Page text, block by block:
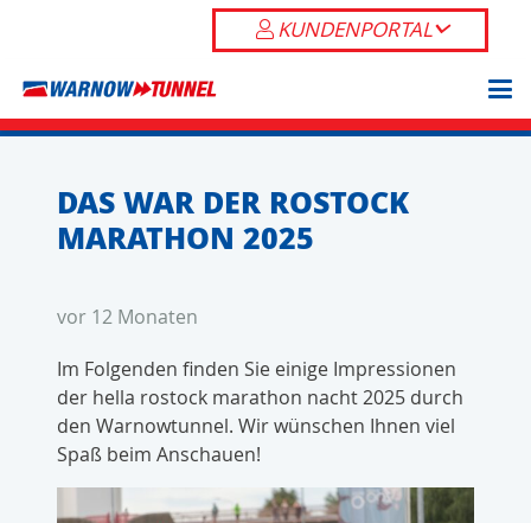
KUNDENPORTAL
DAS WAR DER ROSTOCK
MARATHON 2025
vor 12 Monaten
Im Folgenden finden Sie einige Impressionen
der hella rostock marathon nacht 2025 durch
den Warnowtunnel. Wir wünschen Ihnen viel
Spaß beim Anschauen!